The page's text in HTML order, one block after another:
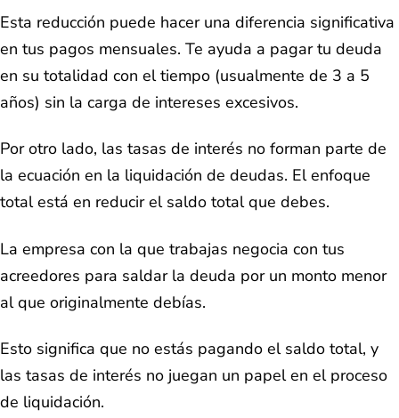
Esta reducción puede hacer una diferencia significativa
en tus pagos mensuales. Te ayuda a pagar tu deuda
en su totalidad con el tiempo (usualmente de 3 a 5
años) sin la carga de intereses excesivos.
Por otro lado, las tasas de interés no forman parte de
la ecuación en la liquidación de deudas. El enfoque
total está en reducir el saldo total que debes.
La empresa con la que trabajas negocia con tus
acreedores para saldar la deuda por un monto menor
al que originalmente debías.
Esto significa que no estás pagando el saldo total, y
las tasas de interés no juegan un papel en el proceso
de liquidación.